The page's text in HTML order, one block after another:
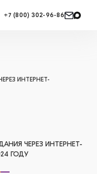
+7 (800) 302-96-86
ИНТЕРНЕТ-
ЧЕРЕЗ ИНТЕРНЕТ-
ГОДУ